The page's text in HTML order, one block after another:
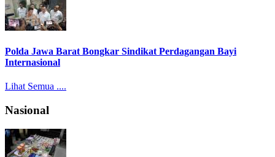
Polda Jawa Barat Bongkar Sindikat Perdagangan Bayi
Internasional
Lihat Semua ....
Nasional